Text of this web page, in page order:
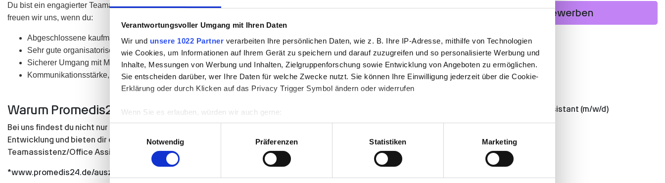
Verantwortungsvoller Umgang mit Ihren Daten
Wir und unsere 1022 Partner verarbeiten Ihre persönlichen Daten, wie z. B. Ihre IP-Adresse, mithilfe von Technologien
wie Cookies, um Informationen auf Ihrem Gerät zu speichern und darauf zuzugreifen und so personalisierte Werbung und
Inhalte, Messungen von Werbung und Inhalten, Zielgruppenforschung sowie Entwicklung von Angeboten zu ermöglichen.
Sie entscheiden darüber, wer Ihre Daten für welche Zwecke nutzt. Sie können Ihre Einwilligung jederzeit über die Cookie-
Erklärung oder durch Klicken auf das Privacy Trigger Symbol ändern oder widerrufen
Wenn Sie es erlauben, würden wir auch gerne:
Informationen über Ihre geografische Lage erfassen, welche bis auf einige Meter genau sein können
Ihr Gerät durch aktives Scannen nach bestimmten Merkmalen (Fingerprinting) identifizieren
Erfahren Sie mehr darüber, wie Ihre persönlichen Daten verarbeitet werden, und legen Sie Ihre Präferenzen imAbschnitt
Einzelheitenfest.
Notwendig
Präferenzen Statistiken Marketing
Du bist ein engagierter Teamassistenz/Office Assistant (m/w/d) und möchtest unser Team in Eschborn unterstützen? Dann
freuen wir uns, wenn du:
Abgeschlossene kaufmännische Ausbildung oder vergleichbare Qualifikation
Sehr gute organisatorische Fähigkeiten und ein ausgeprägtes Zeitmanagement
Sicherer Umgang mit MS Office und gängiger Bürosoftware
Kommunikationsstärke, Teamfähigkeit sowie selbstständige und strukturierte Arbeitsweise
Warum Promedis24?
Bei uns findest du nicht nur einen Job, sondern eine Berufung! Wir schätzen deine Stärken, fördern deine
Entwicklung und bieten dir ein inspirierendes Umfeld, in dem du dich entfalten kannst. Starte jetzt als
Teamassistenz/Office Assistant (m/w/d) in Eschborn durch und finde Deinen Traumjob bei uns.
*www.promedis24.de/auszahlungsbedingungen-du-bist-uns-mehr-wert
Jetzt bewerben
Zurück zur Joblsite
Jobdetails
Teamassistenz/Office Assistant (m/w/d)
Teilzeit, Vollzeit
Arbeitsort
Eschborn